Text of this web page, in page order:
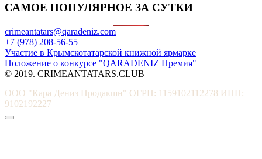
САМОЕ ПОПУЛЯРНОЕ ЗА СУТКИ
crimeantatars@qaradeniz.com
+7 (978) 208-56-55
Участие в Крымскотатарской книжной ярмарке
Положение о конкурсе "QARADENIZ Премия"
© 2019. CRIMEANTATARS.CLUB
ООО "Кара Дениз Продакшн" ОГРН: 1159102112278 ИНН:
9102192227